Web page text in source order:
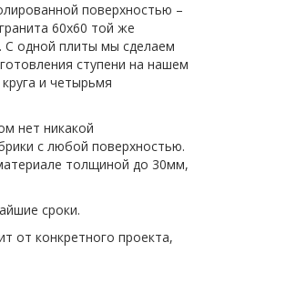
поверхностью –
60х60 той же
С одной плиты мы сделаем
ступени на нашем
и четырьмя
нет никакой
с любой поверхностью.
толщиной до 30мм,
сроки.
от конкретного проекта,